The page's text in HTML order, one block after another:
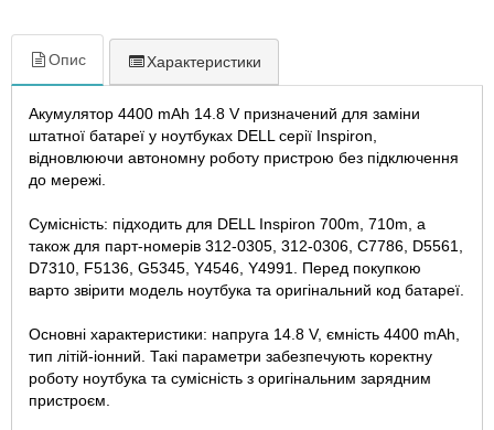
Опис Характеристики
Акумулятор 4400 mAh 14.8 V призначений для заміни
штатної батареї у ноутбуках DELL серії Inspiron,
відновлюючи автономну роботу пристрою без підключення
до мережі.
Сумісність: підходить для DELL Inspiron 700m, 710m, а
також для парт-номерів 312-0305, 312-0306, C7786, D5561,
D7310, F5136, G5345, Y4546, Y4991. Перед покупкою
варто звірити модель ноутбука та оригінальний код батареї.
Основні характеристики: напруга 14.8 V, ємність 4400 mAh,
тип літій-іонний. Такі параметри забезпечують коректну
роботу ноутбука та сумісність з оригінальним зарядним
пристроєм.